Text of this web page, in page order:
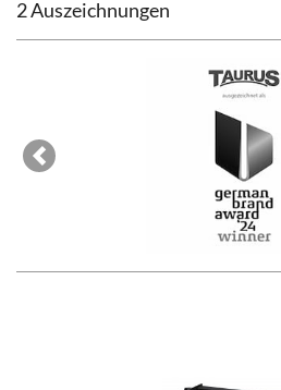
2 Auszeichnungen
Previous